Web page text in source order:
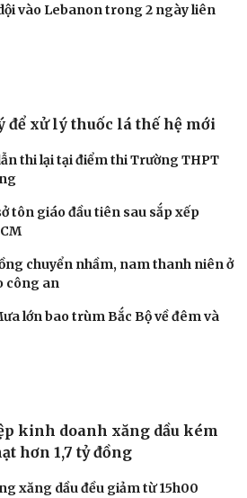
vào Lebanon trong 2 ngày liên
để xử lý thuốc lá thế hệ mới
chuyển nhầm, nam thanh niên ở